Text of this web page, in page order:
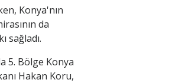
Konya'nın
da
sağladı.
5. Bölge Konya
Hakan Koru,